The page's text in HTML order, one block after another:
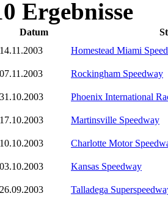
Ergebnisse
Datum
14.11.2003 Homestead Miami
07.11.2003 Rockingham Speedway
31.10.2003 Phoenix International
17.10.2003 Martinsville Speedway
10.10.2003 Charlotte Motor
03.10.2003 Kansas Speedway
26.09.2003 Talladega